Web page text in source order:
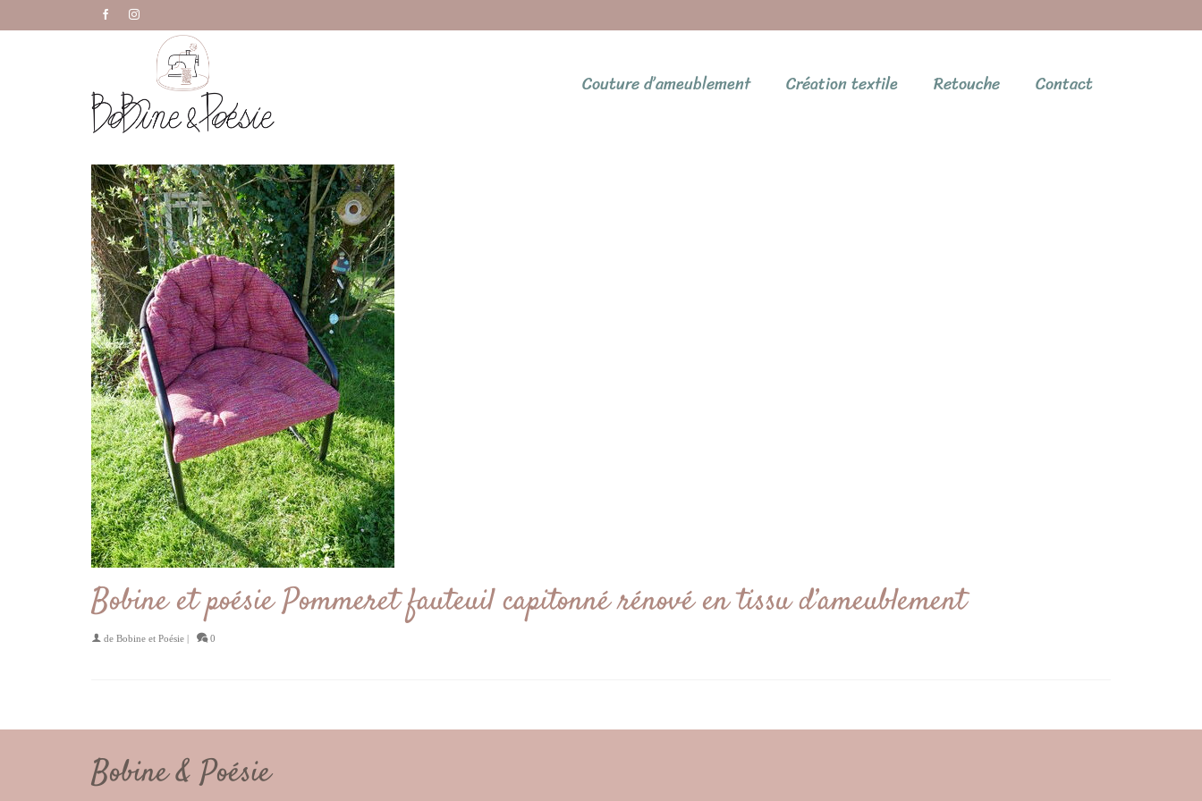
Couture d’ameublement Création textile Retouche Contact
Bobine et poésie Pommeret fauteuil capitonné rénové en tissu d’ameublement
de Bobine et Poésie | 0
Bobine & Poésie